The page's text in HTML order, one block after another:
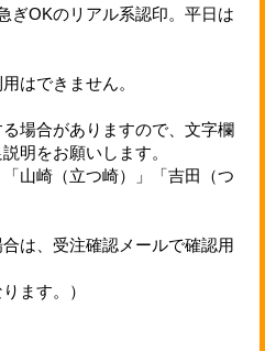
ぎOKのリアル系認印。平日は
はできません。
場合がありますので、文字欄
明をお願いします。
山崎（立つ崎）」「吉田（つ
は、受注確認メールで確認用
ます。）